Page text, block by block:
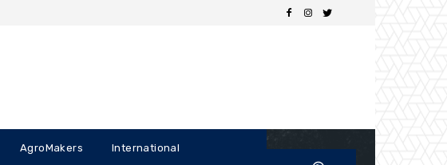
AgroMakers International